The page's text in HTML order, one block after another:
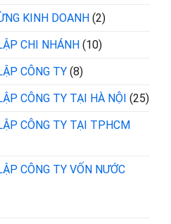
KINH DOANH (2)
CHI NHÁNH (10)
CÔNG TY (8)
CÔNG TY TẠI HÀ NỘI (25)
CÔNG TY TẠI TPHCM
CÔNG TY VỐN NƯỚC